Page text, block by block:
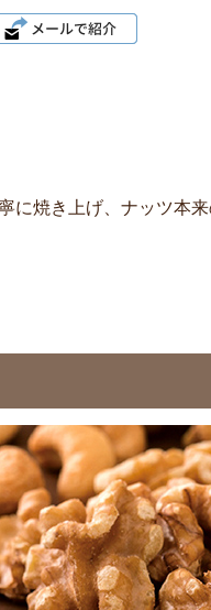
に焼き上げ、ナッツ本